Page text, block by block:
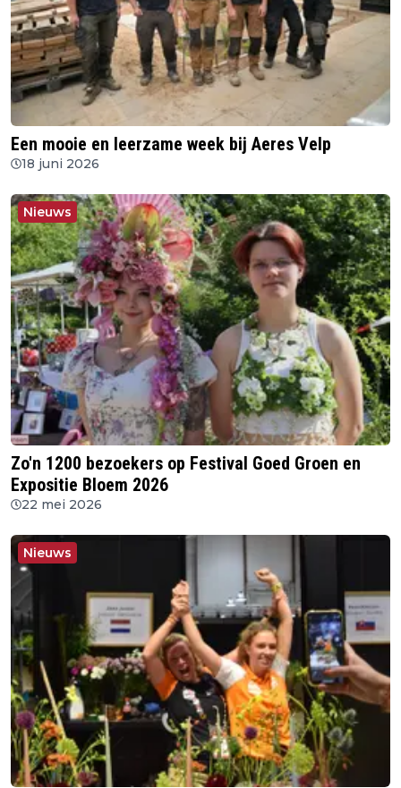
Een mooie en leerzame week bij Aeres Velp
18 juni 2026
Nieuws
Zo'n 1200 bezoekers op Festival Goed Groen en
Expositie Bloem 2026
22 mei 2026
Nieuws